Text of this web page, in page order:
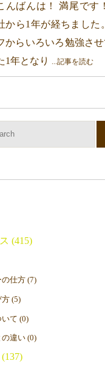
んばんは！ 満尾です
から1年が経ちました
からいろいろ勉強さ
1年となり
...記事を読む
(415)
仕方 (7)
(5)
て (0)
違い (0)